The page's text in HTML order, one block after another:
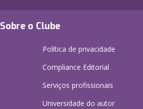
Sobre o Clube
Política de privacidade
Compliance Editorial
Serviços profissionais
Universidade do autor